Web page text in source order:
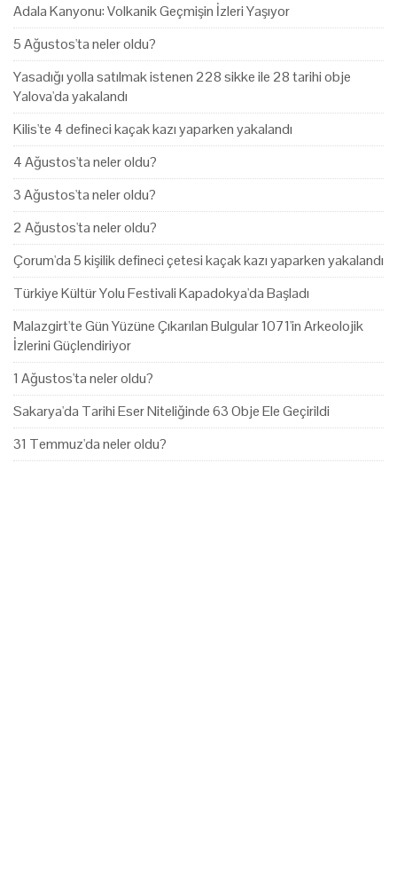
Adala Kanyonu: Volkanik Geçmişin İzleri Yaşıyor
5 Ağustos'ta neler oldu?
Yasadığı yolla satılmak istenen 228 sikke ile 28 tarihi obje
Yalova'da yakalandı
Kilis'te 4 defineci kaçak kazı yaparken yakalandı
4 Ağustos'ta neler oldu?
3 Ağustos'ta neler oldu?
2 Ağustos'ta neler oldu?
Çorum'da 5 kişilik defineci çetesi kaçak kazı yaparken yakalandı
Türkiye Kültür Yolu Festivali Kapadokya'da Başladı
Malazgirt'te Gün Yüzüne Çıkarılan Bulgular 1071'in Arkeolojik
İzlerini Güçlendiriyor
1 Ağustos'ta neler oldu?
Sakarya'da Tarihi Eser Niteliğinde 63 Obje Ele Geçirildi
31 Temmuz'da neler oldu?